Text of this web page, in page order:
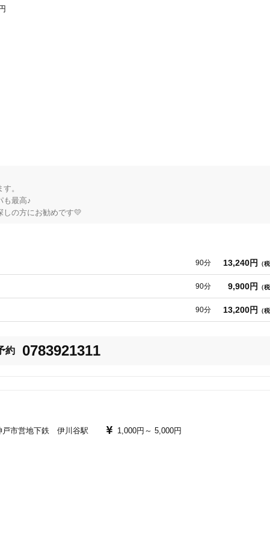
。
も最高♪
しの方にお勧めです💛
90分 13,240円 （
90分 9,900円 （
90分 13,200円 （
約 0783921311
戸市営地下鉄 伊川谷駅 1,000円～ 5,000円